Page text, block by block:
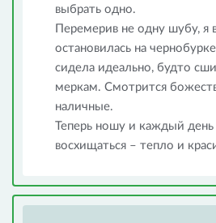
выбрать одно.
Перемерив не одну шубу, я
остановилась на
сидела идеально, будто
меркам. Смотрится
наличные.
Теперь ношу и каждый день
восхищаться – тепло и